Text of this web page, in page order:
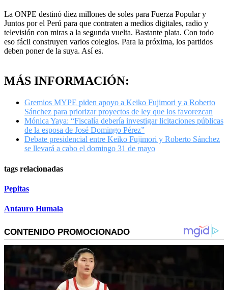
La ONPE destinó diez millones de soles para Fuerza Popular y
Juntos por el Perú para que contraten a medios digitales, radio y
televisión con miras a la segunda vuelta. Bastante plata. Con todo
eso fácil construyen varios colegios. Para la próxima, los partidos
deben poner de la suya. Así es.
MÁS INFORMACIÓN:
Gremios MYPE piden apoyo a Keiko Fujimori y a Roberto
Sánchez para priorizar proyectos de ley que los favorezcan
Mónica Yaya: “Fiscalía debería investigar licitaciones públicas
de la esposa de José Domingo Pérez”
Debate presidencial entre Keiko Fujimori y Roberto Sánchez
se llevará a cabo el domingo 31 de mayo
tags relacionadas
Pepitas
Antauro Humala